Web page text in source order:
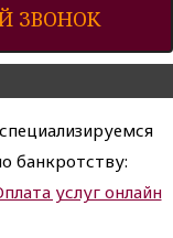
ЗВОНОК
банкротству:
услуг онлайн